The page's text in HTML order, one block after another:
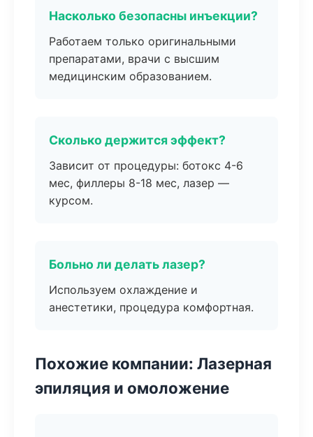
Насколько безопасны инъекции?
Работаем только оригинальными
препаратами, врачи с высшим
медицинским образованием.
Сколько держится эффект?
Зависит от процедуры: ботокс 4-6
мес, филлеры 8-18 мес, лазер —
курсом.
Больно ли делать лазер?
Используем охлаждение и
анестетики, процедура комфортная.
Похожие компании: Лазерная
эпиляция и омоложение